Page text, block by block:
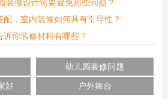
装修设计需要避免那些问题？
，室内装修如何具有引导性？
你装修材料有哪些？
幼儿园装修问题
好
户外舞台